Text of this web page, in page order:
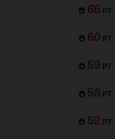
66 PT
60 PT
59 PT
58 PT
52 PT